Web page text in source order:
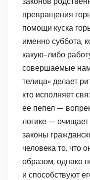
превращения
помощи куска
именно суббота,
какую-либо
совершаемые
телица» делает
кто исполняет
ее пепел —
логике — очищает
законы
человека то, что
образом, однако
и способствуют